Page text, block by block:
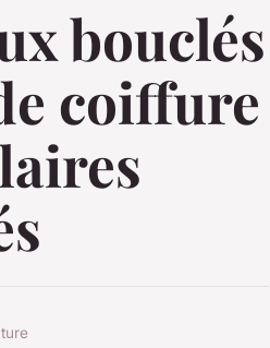
bouclés
coiffure